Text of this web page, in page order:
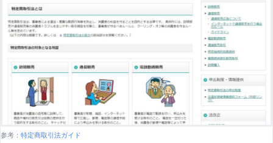
参考： 特定商取引法ガイド